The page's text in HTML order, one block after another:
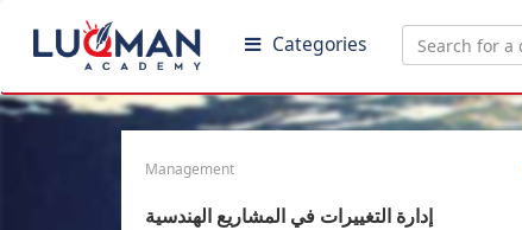
Categories
Management
إدارة التغييرات في المشاريع الهندسية